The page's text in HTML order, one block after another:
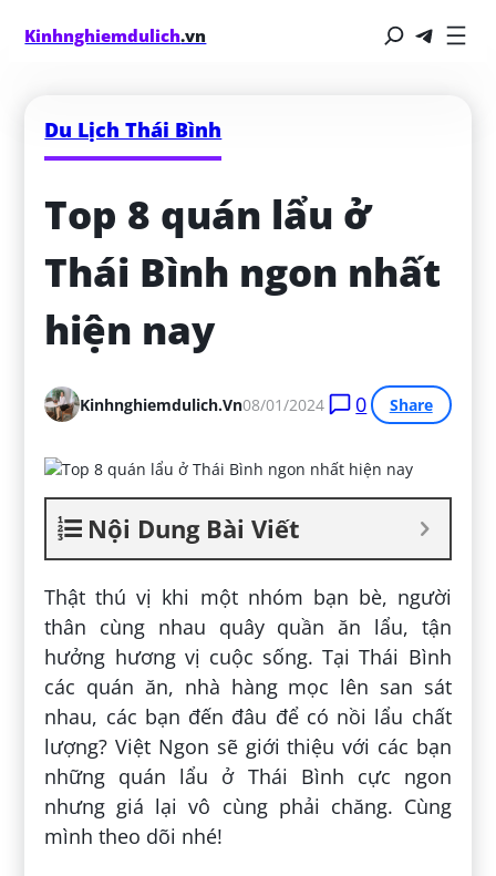
Kinhnghiemdulich.vn
Du Lịch Thái Bình
Top 8 quán lẩu ở
Thái Bình ngon nhất
hiện nay
Kinhnghiemdulich.vn08/01/2024 0 Share
Nội Dung Bài Viết
Thật thú vị khi một nhóm bạn bè, người
thân cùng nhau quây quần ăn lẩu, tận
hưởng hương vị cuộc sống. Tại Thái Bình
các quán ăn, nhà hàng mọc lên san sát
nhau, các bạn đến đâu để có nồi lẩu chất
lượng? Việt Ngon sẽ giới thiệu với các bạn
những quán lẩu ở Thái Bình cực ngon
nhưng giá lại vô cùng phải chăng. Cùng
mình theo dõi nhé!